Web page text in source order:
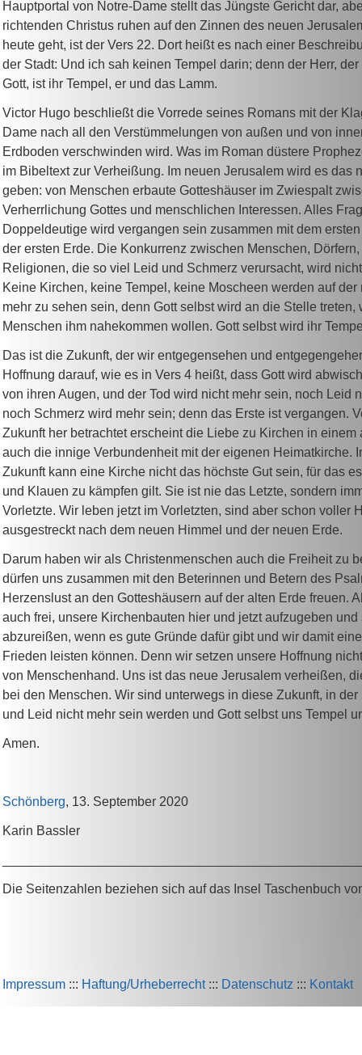
Hauptportal von Notre-Dame stellt das Jüngste Gericht dar,
richtenden Christus ruhen auf den Zinnen des neuen
heute geht, ist der Vers 22. Dort heißt es nach einer
der Stadt: Und ich sah keinen Tempel darin; denn der Herr,
Gott, ist ihr Tempel, er und das Lamm.
Victor Hugo beschließt die Vorrede seines Romans mit der
Dame nach all den Verstümmelungen von außen und von
Erdboden verschwinden wird. Was im Roman düstere
im Bibeltext zur Verheißung. Im neuen Jerusalem wird es das
geben: von Menschen erbaute Gotteshäuser im Zwiespalt
Verherrlichung Gottes und menschlichen Interessen. Alles
Doppeldeutige wird vergangen sein zusammen mit dem
der ersten Erde. Die Konkurrenz zwischen Menschen,
Religionen, die so viel Leid und Schmerz verursacht, wird
Keine Kirchen, keine Tempel, keine Moscheen werden auf der
mehr zu sehen sein, denn Gott selbst wird an die Stelle treten,
Menschen ihm nahekommen wollen. Gott selbst wird ihr
Das ist die Zukunft, der wir entgegensehen und
Hoffnung darauf, wie es in Vers 4 heißt, dass Gott wird
von ihren Augen, und der Tod wird nicht mehr sein, noch Leid
noch Schmerz wird mehr sein; denn das Erste ist vergangen.
Zukunft her betrachtet erscheint die Liebe zu Kirchen in einem
auch die innige Verbundenheit mit der eigenen Heimatkirche.
Zukunft kann eine Kirche nicht das höchste Gut sein, für das
und Klauen zu kämpfen gilt. Sie ist nie das Letzte, sondern
Vorletzte. Wir leben jetzt im Vorletzten, sind aber schon voller
ausgestreckt nach dem neuen Himmel und der neuen Erde.
Darum haben wir als Christenmenschen auch die Freiheit zu
dürfen uns zusammen mit den Beterinnen und Betern des
Herzenslust an den Gotteshäusern auf der alten Erde freuen.
auch frei, unsere Kirchenbauten hier und jetzt aufzugeben und
abzureißen, wenn es gute Gründe dafür gibt und wir damit
Frieden leisten können. Denn wir setzen unsere Hoffnung
von Menschenhand. Uns ist das neue Jerusalem verheißen,
bei den Menschen. Wir sind unterwegs in diese Zukunft, in der
und Leid nicht mehr sein werden und Gott selbst uns Tempel
Amen.
Schönberg, 13. September 2020
Karin Bassler
Die Seitenzahlen beziehen sich auf das Insel Taschenbuch
Impressum ::: Haftung/Urheberrecht::: Datenschutz ::: Kontakt